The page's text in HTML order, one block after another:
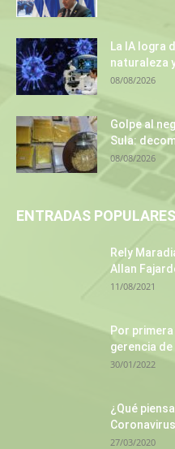
La IA logra
naturaleza
08/08/2026
Golpe al
Sula:
08/08/2026
ENTRADAS POPULARES
Rely
Allan
11/08/2021
Por
gerencia de
30/01/2022
¿Qué
27/03/2020